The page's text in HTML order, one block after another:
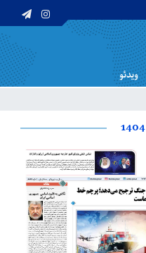
ویدئو